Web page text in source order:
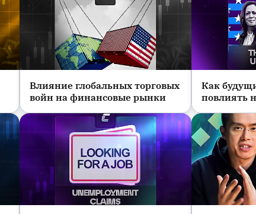
Новости
Влияние глобальных торговых
войн на финансовые рынки
Новости
Как
повлиять